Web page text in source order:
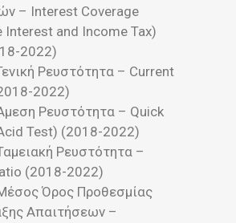
– Interest Coverage
Interest and Income Tax)
2022)
Ρευστότητα – Current
2022)
Ρευστότητα – Quick
Test) (2018-2022)
Ρευστότητα –
(2018-2022)
Όρος Προθεσμίας
Απαιτήσεων –